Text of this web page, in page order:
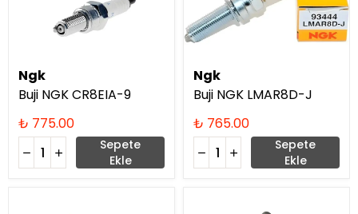
Ngk
Buji NGK CR8EIA-9
₺ 775.00
Sepete
Ekle
Ngk
Buji NGK LMAR8D-J
₺ 765.00
Sepete
Ekle